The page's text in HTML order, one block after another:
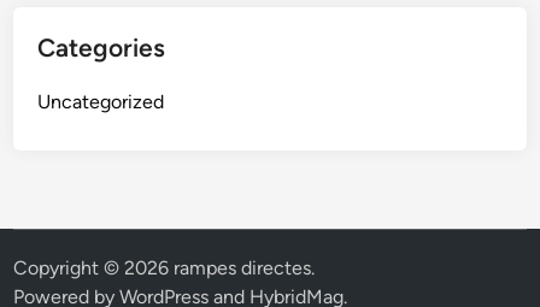
Categories
Uncategorized
Copyright © 2026 rampes directes.
Powered byWordPress and HybridMag.